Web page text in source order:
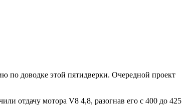
по доводке этой пятидверки. Очередной проект
отдачу мотора V8 4,8, разогнав его с 400 до 425